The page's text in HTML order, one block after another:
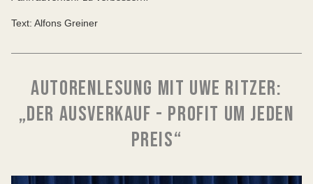
Text: Alfons Greiner
AUTORENLESUNG MIT UWE RITZER:
„DER AUSVERKAUF - PROFIT UM JEDEN
PREIS“